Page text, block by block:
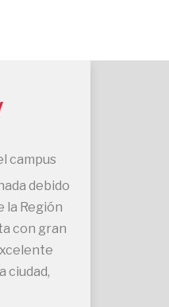
campus
debido
la Región
con gran
ciudad,